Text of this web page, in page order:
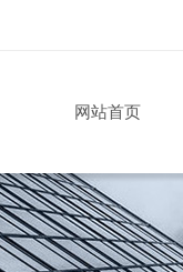
网站首页